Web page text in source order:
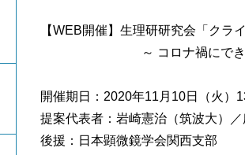
【WEB開催】生理研研究会「クラ
～ コロナ禍にできるこ
開催期日：2020年11月10日（火）
提案代表者：岩崎憲治（筑波大）
後援：日本顕微鏡学会関西支部